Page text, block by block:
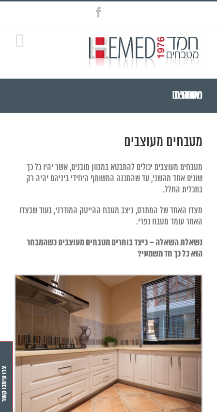
Skip
content
מטבחים מעוצבים כתבה מורחבת
מטבחים מעוצבים
מטבחים מעוצבים יכולים להתבטא במגוון מובנים, אשר יהיו כל כך
שונים אחד מהשני, עד שהמכנה המשותף היחידי ביניהם יהיה רק
בתכלית החלל.
מצדו האחד של המתרס, ניצב מטבח ההייטק המודרני, בעוד שבצדו
האחר עומד מטבח כפרי.
נשאלת השאלה – כיצד בוחרים מטבחים מעוצבים כשהמבחר
הוא כל כך חד משמעי?
צרו עימנו קשר